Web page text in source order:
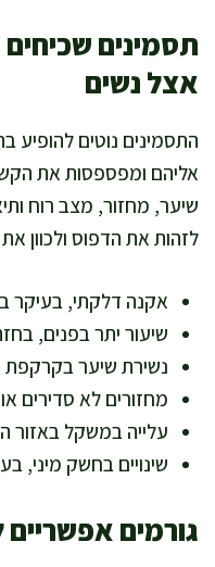
תסמינים
אצל נשים
התסמינים נוטים להופיע
אליהם ומפספסות את
שיער, מחזור, מצב רוח
לזהות את הדפוס ולכוון את
אקנה דלקתי, בעיקר
שיעור יתר בפנים,
נשירת שיער בקרקפת
מחזורים לא סדירים
עלייה במשקל באזור
שינויים בחשק מיני,
גורמים